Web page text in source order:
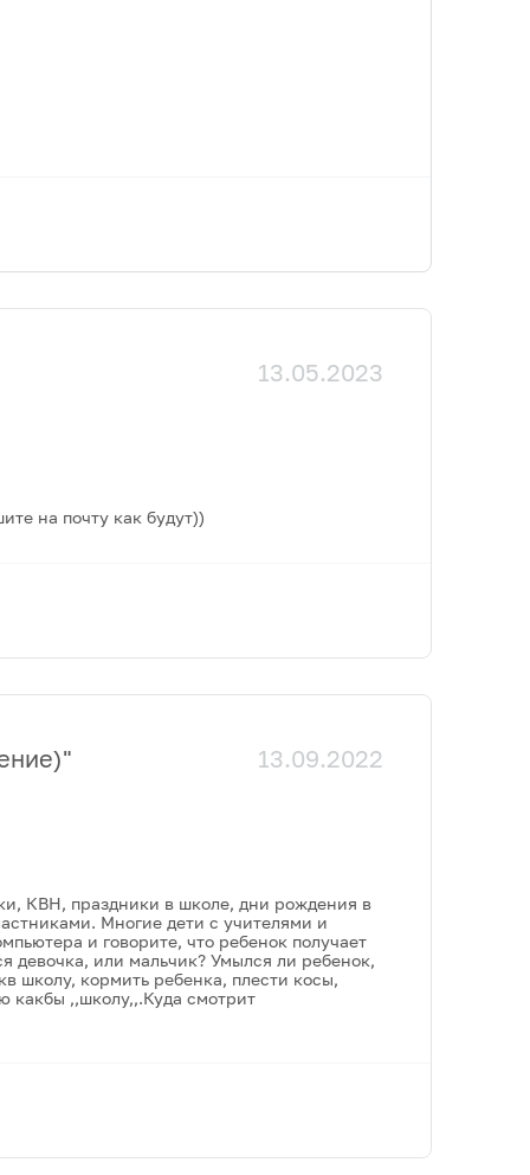
13.05.2023
на почту как будут))
" 13.09.2022
КВН, праздники в школе, дни рождения в
Многие дети с учителями и
и говорите, что ребенок получает
девочка, или мальчик? Умылся ли ребенок,
школу, кормить ребенка, плести косы,
какбы ,,школу,,.Куда смотрит